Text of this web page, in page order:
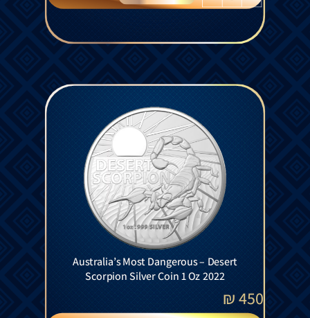
Australia’s Most Dangerous – Desert
Scorpion Silver Coin 1 Oz 2022
450
₪